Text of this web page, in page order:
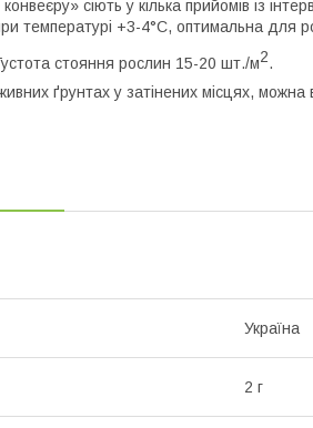
сіють у кілька прийомів із
температурі +3-4°С, оптимальна для
стояння рослин 15-20 шт./м2.
ґрунтах у затінених місцях, можна
Україна
2 г